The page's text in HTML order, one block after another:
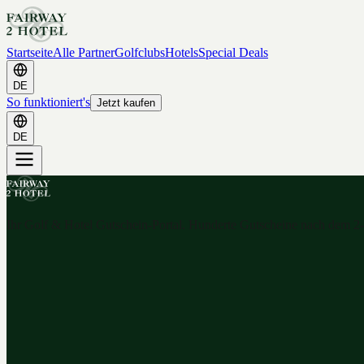
StartseiteAlle PartnerGolfclubsHotelsSpecial Deals
DE
So funktioniert's Jetzt kaufen
DE